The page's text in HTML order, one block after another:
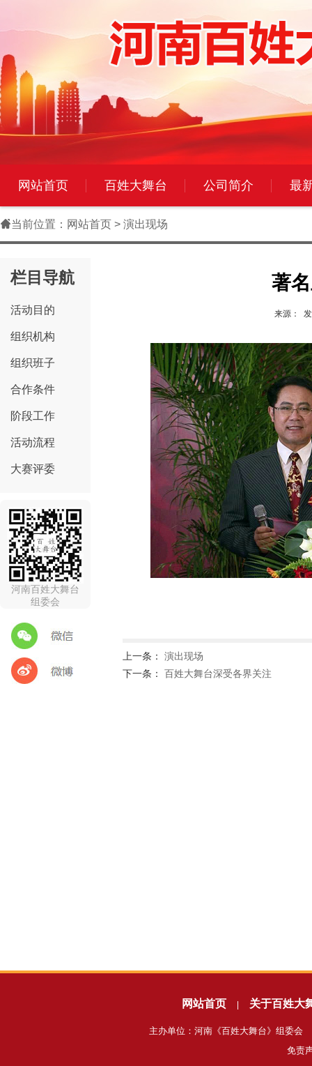
网站首页 百姓大舞台 公司简介 最
当前位置： 网站首页 > 演出现场
栏目导航
活动目的
组织机构
组织班子
合作条件
阶段工作
活动流程
大赛评委
河南百姓大舞台
组委会
著
来源：
上一条： 演出现场
下一条： 百姓大舞台深受各界关注
网站首页 关于百姓大
主办单位：河南《百姓大舞台》组委
免责